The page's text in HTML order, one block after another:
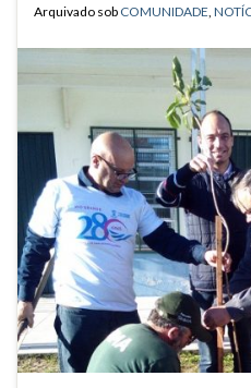
Arquivado sob COMUNIDADE,